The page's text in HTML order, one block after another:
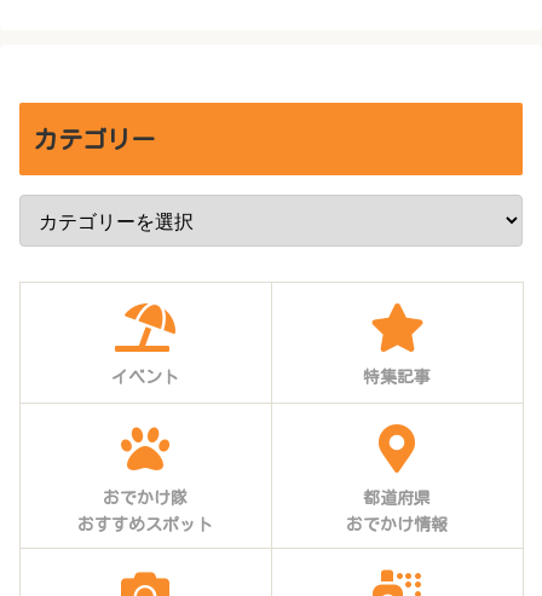
カテゴリー
イベント 特集記事
おでかけ隊
おすすめスポット
都道府県
おでかけ情報